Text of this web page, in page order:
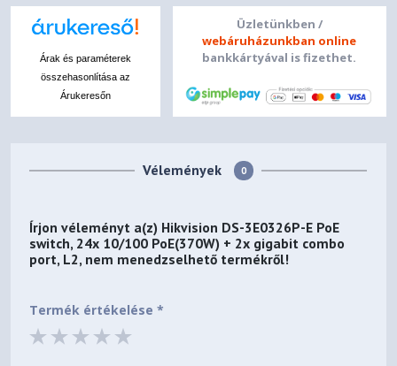
Árak és paraméterek
összehasonlítása az
Árukeresőn
Üzletünkben /
webáruházunkban online
bankkártyával is fizethet.
Vélemények 0
Írjon véleményt a(z) Hikvision DS-3E0326P-E PoE
switch, 24x 10/100 PoE(370W) + 2x gigabit combo
port, L2, nem menedzselhető termékről!
Termék értékelése *